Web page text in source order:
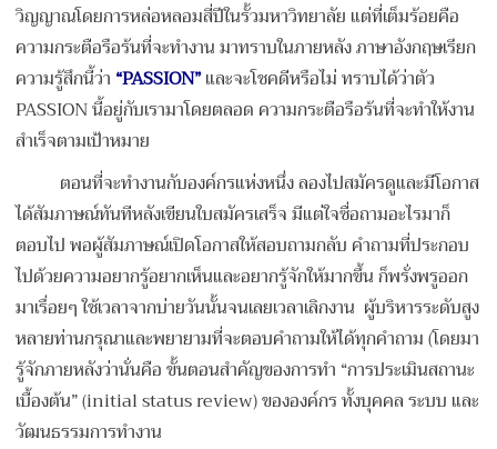
วิญญาณโดยการหล่อหลอมสี่ปีในรั้วมหาวิทยาลัย แต่ที่เต็มร้อยคือ
ความกระตือรือร้นที่จะทำงาน มาทราบในภายหลัง ภาษาอังกฤษเรียก
ความรู้สึกนี้ว่า “PASSION”และจะโชคดีหรือไม่ ทราบได้ว่าตัว
PASSION นี้อยู่กับเรามาโดยตลอด ความกระตือรือร้นที่จะทำให้งาน
สำเร็จตามเป้าหมาย
ตอนที่จะทำงานกับองค์กรแห่งหนึ่ง ลองไปสมัครดูและมีโอกาส
ได้สัมภาษณ์ทันทีหลังเขียนใบสมัครเสร็จ มีแต่ใจซื่อถามอะไรมาก็
ตอบไป พอผู้สัมภาษณ์เปิดโอกาสให้สอบถามกลับ คำถามที่ประกอบ
ไปด้วยความอยากรู้อยากเห็นและอยากรู้จักให้มากขึ้น ก็พรั่งพรูออก
มาเรื่อยๆ ใช้เวลาจากบ่ายวันนั้นจนเลยเวลาเลิกงาน ผู้บริหารระดับสูง
หลายท่านกรุณาและพยายามที่จะตอบคำถามให้ได้ทุกคำถาม (โดยมา
รู้จักภายหลังว่านั่นคือ ขั้นตอนสำคัญของการทำ “การประเมินสถานะ
เบื้องต้น” (initial status review) ขององค์กร ทั้งบุคคล ระบบ และ
วัฒนธรรมการทำงาน